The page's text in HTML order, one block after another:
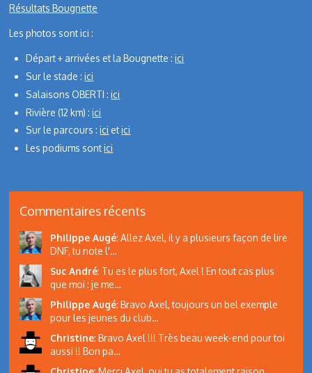
Résultats Bougnette
Les photos sont ici :
Départ + arrivées et la Bougnette :ici
Sur le stade :ici
Salaisons OBERTI :ici
Rivière (12 km) :ici
Sur le parcours :ici etici
Les podiums sontici
Commentaires récents
Philippe Augé: Allez Axel, il y a plusieurs façon de lire
DNF, tu note l'…
Suc André: Tu es le plus fort, Axel ! En tout cas plus
que moi : je me…
Philippe Augé: Bravo Axel, toujours un bel exemple
pour les jeunes du club…
Christine: Bravo Axel !!! Très beau week-end pour toi
aussi !! Bon pa…